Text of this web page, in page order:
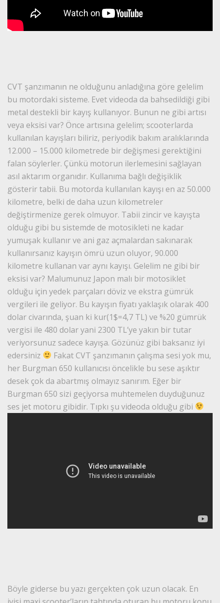
CVT şanzımanın ne olduğunu anladığına göre gelelim
bu motordaki sisteme. Evet videoda da bahsedildiği gibi
metal destekli bir kayış kullanıyor. Bunun ne gibi artısı
veya eksisi var? Önce artısına gelelim; scooterlarda
kullanılan kayışları biliriz, periyodik bakım aralıklarında
12.000 – 15.000 kilometrede bir değişmesi gerektiğini
falan söylerler. Çünkü motorun ilerlemesini sağlayan
asıl aktarım organıdır. Kullanıma bağlı değişiklik
gösterir tabii. Bu motorda kullanılan kayışı en az 50.000
kilometre, belki de daha uzun kilometreler
değiştirmenize gerek olmuyor. Tabii zincir ve kayışta
olduğu gibi bu sistemde de motosikleti ne kadar
yumuşak kullanır ve ani gaz açmalardan sakınarak
kullanırsanız kayışın ömrü uzun oluyor, 90.000
kilometre kullanan var aynı kayışı. Gelelim ne gibi bir
eksisi var? Malumunuz Japon malı bir motosiklet
olduğu için yedek parçaları döviz ve ekstra gümrük
vergileri ile geliyor. Bu kayışın fiyatı yaklaşık olarak 400
dolar civarında, şuan ki kur(1$=4,7 TL) ve %20 gümrük
vergisi ile 480 dolar yani 2300 TL’ye yakın bir tutar
veriyorsunuz sadece kayışa. Gözünüz gibi baksanız iyi
edersiniz
Fakat CVT şanzımanın çalışma sesi yok mu,
her Burgman 650 kullanıcısı öncelikle bu sese aşıktır
desek çok da abartmış olmayız sanırım. Eğer bir
Burgman 650 sizi geçiyorsa muhtemelen duyduğunuz
ses jet motoru gibidir. Tıpkı şu videoda olduğu gibi
Böyle giderse bu yazı gerçekten çok uzun olacak. En